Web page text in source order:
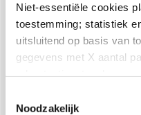
Niet-essentiële cookies
toestemming; statistiek
uitsluitend op basis van
gegevens met X aantal
en de bewaartermijnen
Noodzakelijk
Assortiment